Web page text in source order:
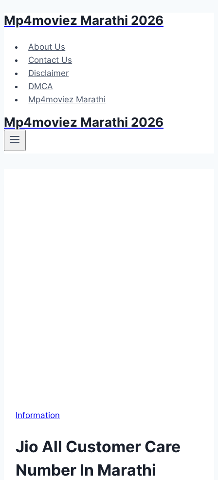
Skip
content
Mp4moviez Marathi 2026
About Us
Contact Us
Disclaimer
DMCA
Mp4moviez Marathi
Mp4moviez Marathi 2026
Information
Jio All Customer Care
Number In Marathi